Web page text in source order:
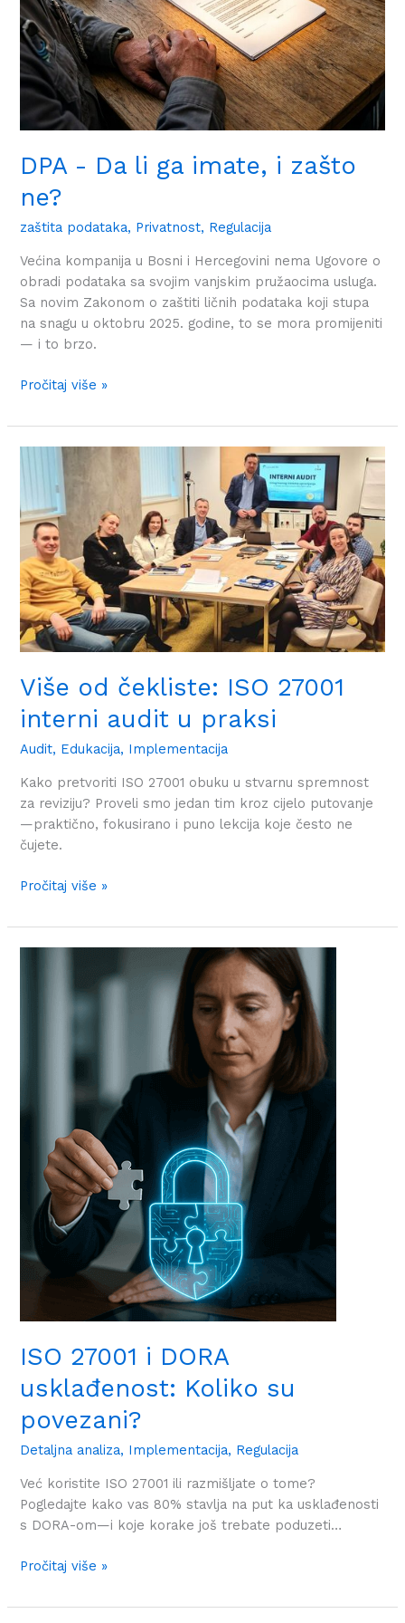
DPA - Da li ga imate, i zašto
ne?
zaštita podataka, Privatnost, Regulacija
Većina kompanija u Bosni i Hercegovini nema Ugovore o
obradi podataka sa svojim vanjskim pružaocima usluga.
Sa novim Zakonom o zaštiti ličnih podataka koji stupa
na snagu u oktobru 2025. godine, to se mora promijeniti
— i to brzo.
imate,
i
zašto
ne?
Pročitaj više »
Više od čekliste: ISO 27001
interni audit u praksi
Audit, Edukacija, Implementacija
Kako pretvoriti ISO 27001 obuku u stvarnu spremnost
za reviziju? Proveli smo jedan tim kroz cijelo putovanje
—praktično, fokusirano i puno lekcija koje često ne
čujete.
čekliste:
ISO
27001
interni
audit
u
praksi
Pročitaj više »
ISO 27001 i DORA
usklađenost: Koliko su
povezani?
Detaljna analiza, Implementacija, Regulacija
Već koristite ISO 27001 ili razmišljate o tome?
Pogledajte kako vas 80% stavlja na put ka usklađenosti
s DORA-om—i koje korake još trebate poduzeti…
povezani?
Pročitaj više »